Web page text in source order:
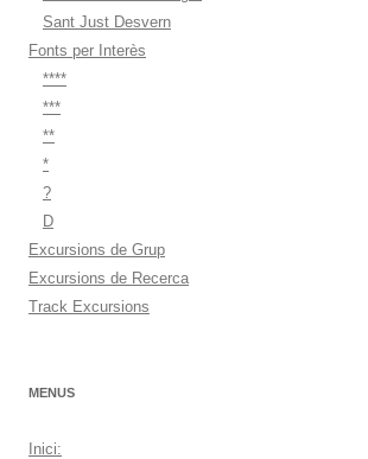
Sant Just Desvern
Fonts per Interès
****
***
**
*
?
D
Excursions de Grup
Excursions de Recerca
Track Excursions
MENUS
Inici: